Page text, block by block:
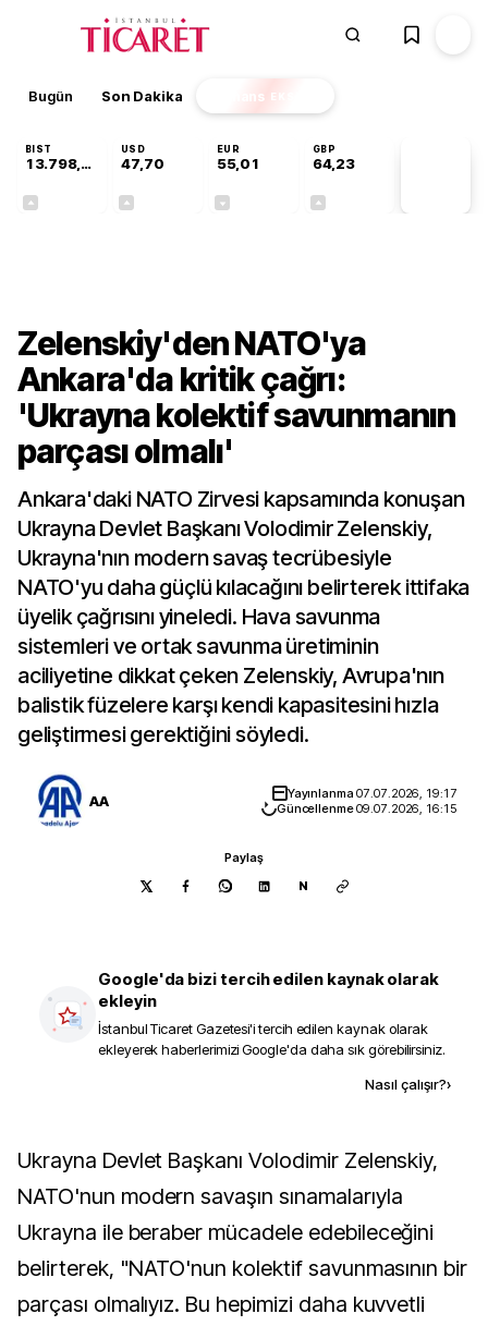
Bugün Son Dakika Finans EKSTRA
BIST
13.798,82
USD
47,70
EUR
55,01
GBP
64,23
Zelenskiy'den NATO'ya
Ankara'da kritik çağrı:
'Ukrayna kolektif savunmanın
parçası olmalı'
Ankara'daki NATO Zirvesi kapsamında konuşan
Ukrayna Devlet Başkanı Volodimir Zelenskiy,
Ukrayna'nın modern savaş tecrübesiyle
NATO'yu daha güçlü kılacağını belirterek ittifaka
üyelik çağrısını yineledi. Hava savunma
sistemleri ve ortak savunma üretiminin
aciliyetine dikkat çeken Zelenskiy, Avrupa'nın
balistik füzelere karşı kendi kapasitesini hızla
geliştirmesi gerektiğini söyledi.
AA Yayınlanma07.07.2026, 19:17
Güncellenme09.07.2026, 16:15
Paylaş
N
Google'da bizi tercih edilen kaynak olarak
ekleyin
İstanbul Ticaret Gazetesi'i tercih edilen kaynak olarak
ekleyerek haberlerimizi Google'da daha sık görebilirsiniz.
Nasıl çalışır?›
Ukrayna Devlet Başkanı Volodimir Zelenskiy,
NATO'nun modern savaşın sınamalarıyla
Ukrayna ile beraber mücadele edebileceğini
belirterek, "NATO'nun kolektif savunmasının bir
parçası olmalıyız. Bu hepimizi daha kuvvetli